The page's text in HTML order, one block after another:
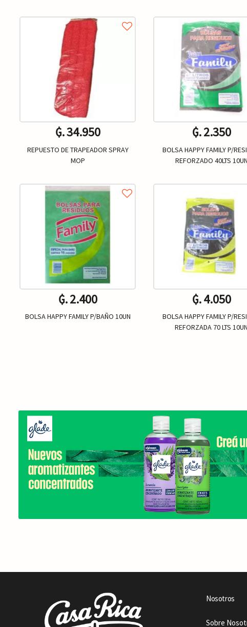
₲. 34.950
REPUESTO DE TRAPEADOR SPRAY
MOP
₲. 2.400
BOLSA HAPPY FAMILY P/BAÑO 10UN
₲. 2.350
BOLSA HAPPY FAMILY P/
REFORZADO 40LTS 10UN
₲. 4.050
BOLSA HAPPY FAMILY P/
REFORZADA 70 LTS 10UN
Nosotros
Sobre